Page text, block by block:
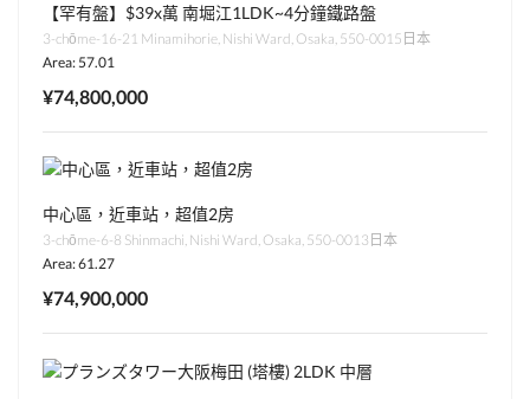
【罕有盤】$39x萬 南堀江1LDK~4分鐘鐵路盤
3-chōme-16-21 Minamihorie, Nishi Ward, Osaka, 550-0015日本
Area: 57.01
¥74,800,000
中心區，近車站，超值2房
3-chōme-6-8 Shinmachi, Nishi Ward, Osaka, 550-0013日本
Area: 61.27
¥74,900,000